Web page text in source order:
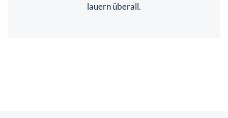
lauern überall.